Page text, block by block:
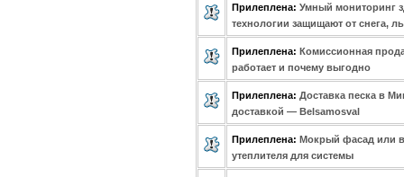
Прилеплена: Умный мониторинг
технологии защищают от снега,
Прилеплена: Комиссионная
работает и почему выгодно
Прилеплена: Доставка песка в
доставкой — Belsamosval
Прилеплена: Мокрый фасад или
утеплителя для системы